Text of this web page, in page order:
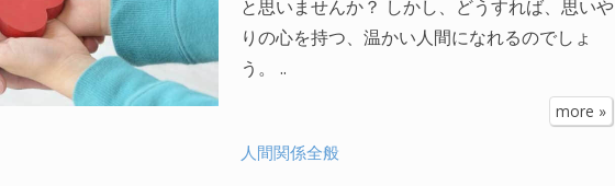
と思いませんか？ しかし、どうすれば、思いや
りの心を持つ、温かい人間になれるのでしょ
う。 ..
more »
人間関係全般